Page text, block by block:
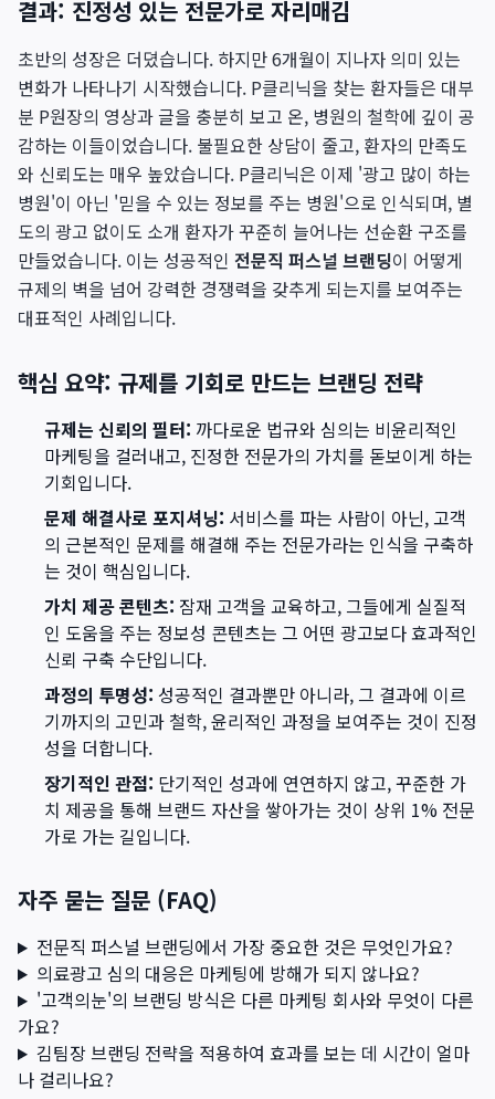
결과: 진정성 있는 전문가로 자리매김
초반의 성장은 더뎠습니다. 하지만 6개월이 지나자 의미 있는
변화가 나타나기 시작했습니다. P클리닉을 찾는 환자들은 대부
분 P원장의 영상과 글을 충분히 보고 온, 병원의 철학에 깊이 공
감하는 이들이었습니다. 불필요한 상담이 줄고, 환자의 만족도
와 신뢰도는 매우 높았습니다. P클리닉은 이제 '광고 많이 하는
병원'이 아닌 '믿을 수 있는 정보를 주는 병원'으로 인식되며, 별
도의 광고 없이도 소개 환자가 꾸준히 늘어나는 선순환 구조를
만들었습니다. 이는 성공적인 전문직 퍼스널 브랜딩이 어떻게
규제의 벽을 넘어 강력한 경쟁력을 갖추게 되는지를 보여주는
대표적인 사례입니다.
핵심 요약: 규제를 기회로 만드는 브랜딩 전략
규제는 신뢰의 필터: 까다로운 법규와 심의는 비윤리적인
마케팅을 걸러내고, 진정한 전문가의 가치를 돋보이게 하는
기회입니다.
문제 해결사로 포지셔닝: 서비스를 파는 사람이 아닌, 고객
의 근본적인 문제를 해결해 주는 전문가라는 인식을 구축하
는 것이 핵심입니다.
가치 제공 콘텐츠: 잠재 고객을 교육하고, 그들에게 실질적
인 도움을 주는 정보성 콘텐츠는 그 어떤 광고보다 효과적인
신뢰 구축 수단입니다.
과정의 투명성: 성공적인 결과뿐만 아니라, 그 결과에 이르
기까지의 고민과 철학, 윤리적인 과정을 보여주는 것이 진정
성을 더합니다.
장기적인 관점: 단기적인 성과에 연연하지 않고, 꾸준한 가
치 제공을 통해 브랜드 자산을 쌓아가는 것이 상위 1% 전문
가로 가는 길입니다.
자주 묻는 질문 (FAQ)
전문직 퍼스널 브랜딩에서 가장 중요한 것은 무엇인가요?
의료광고 심의 대응은 마케팅에 방해가 되지 않나요?
'고객의눈'의 브랜딩 방식은 다른 마케팅 회사와 무엇이 다른
가요?
김팀장 브랜딩 전략을 적용하여 효과를 보는 데 시간이 얼마
나 걸리나요?